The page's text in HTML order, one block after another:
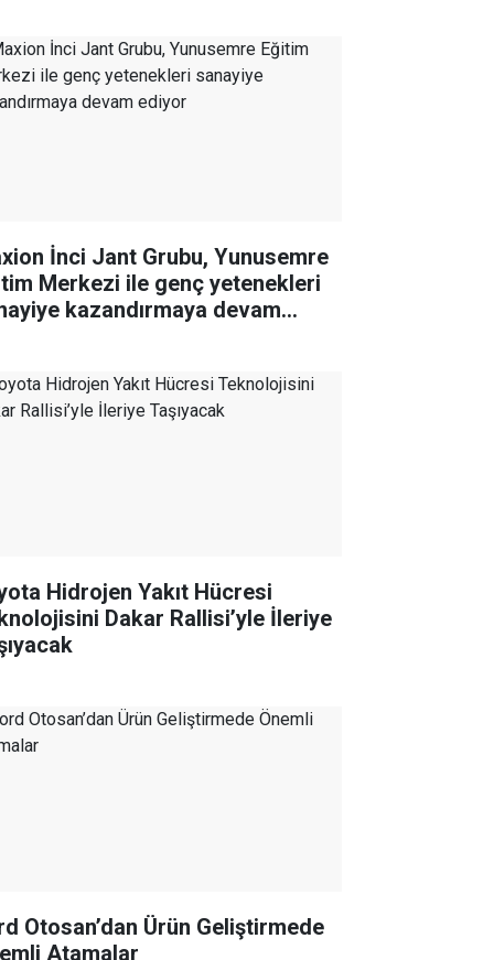
İnci Jant Grubu, Yunusemre
Merkezi ile genç yetenekleri
kazandırmaya devam
Hidrojen Yakıt Hücresi
Dakar Rallisi’yle İleriye
Otosan’dan Ürün Geliştirmede
Atamalar